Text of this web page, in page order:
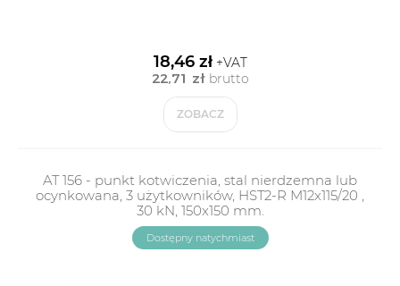
18,46 zł+VAT
22,71 złbrutto
ZOBACZ
AT 156 - punkt kotwiczenia, stal nierdzemna lub
ocynkowana, 3 użytkowników, HST2-R M12x115/20 ,
30 kN, 150x150 mm.
Dostępny natychmiast